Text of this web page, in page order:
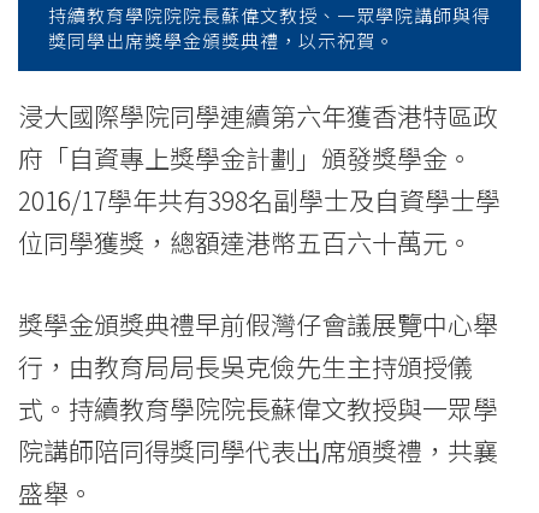
府
頒
發
獎
金
學
院
持續教育學院院院長蘇偉文教授、一眾學院講師與得
獎同學出席獎學金頒獎典禮，以示祝賀。
浸大國際學院同學連續第六年獲香港特區政
府「自資專上獎學金計劃」頒發獎學金。
2016/17學年共有398名副學士及自資學士學
位同學獲獎，總額達港幣五百六十萬元。
獎學金頒獎典禮早前假灣仔會議展覽中心舉
行，由教育局局長吳克儉先生主持頒授儀
式。持續教育學院院長蘇偉文教授與一眾學
院講師陪同得獎同學代表出席頒獎禮，共襄
盛舉。